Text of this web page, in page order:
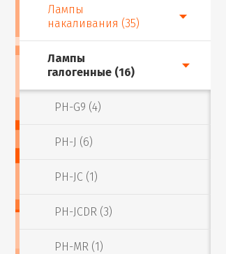
Лампы
накаливания (35)
Лампы
галогенные (16)
PH-G9 (4)
PH-J (6)
PH-JC (1)
PH-JCDR (3)
PH-MR (1)